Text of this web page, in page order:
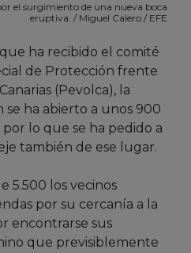
el surgimiento de una nueva boca
eruptiva. / Miguel Calero / EFE
ha recibido el comité
de Protección frente
(Pevolca), la
se ha abierto a unos 900
lo que se ha pedido a
también de ese lugar.
5.500 los vecinos
por su cercanía a la
encontrarse sus
que previsiblemente